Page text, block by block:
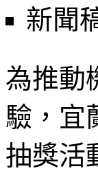
新聞
為推動
驗，宜
抽獎活